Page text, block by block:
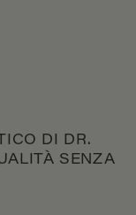
DI DR.
SENZA